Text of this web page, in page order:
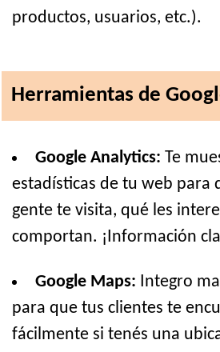
productos, usuarios, etc.).
Herramientas de
Google Analytics: Te
estadísticas de tu web para
gente te visita, qué les
comportan. ¡Información
Google Maps: Integro
para que tus clientes te
fácilmente si tenés una